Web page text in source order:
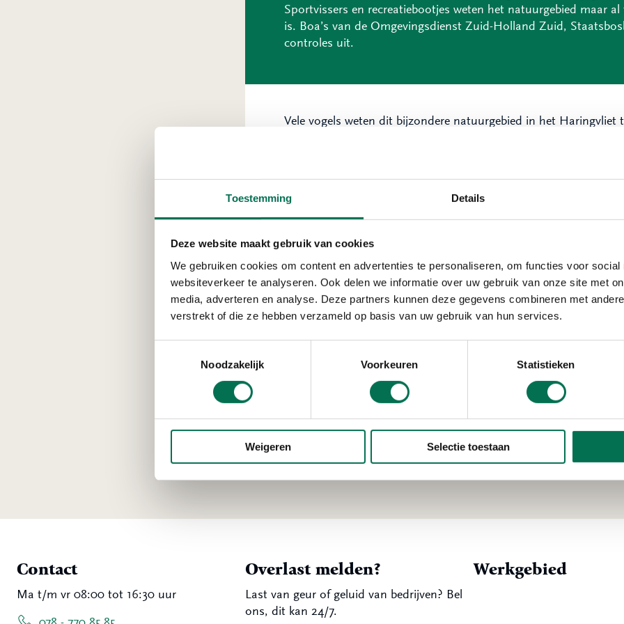
Toestemming Details
Deze website maakt gebruik van cookies
We gebruiken cookies om content en advertenties te personaliseren, om functies voor social
websiteverkeer te analyseren. Ook delen we informatie over uw gebruik van onze site met
media, adverteren en analyse. Deze partners kunnen deze gegevens combineren met
verstrekt of die ze hebben verzameld op basis van uw gebruik van hun services.
Noodzakelijk
Voorkeuren Statistieken
Weigeren Selectie toestaan
Sportvissers en recreatiebootjes weten het natuurgebied maar
is. Boa’s van de Omgevingsdienst Zuid-Holland Zuid,
controles uit.
Vele vogels weten dit bijzondere natuurgebied in het
brilduikers, kuif-, krak-, berg- en wilde eenden, smienten,
vetreserves aan te vullen. Zij maken nu weer hun trek naar het
Blijf uit het afgesloten gebied
In de afgelopen maanden controleerden zowel doordeweeks
Staatsbosbeheer het gebied. Bij bijna elke inspectie troffen we
op roofvissen vissen. Ze varen voorbij de grote gele drijvende
Soms zelfs diep het gebied in, en soms ook met volle snelheid.
belangrijke tijd van het jaar.
Veel plekken om te vissen
Gelukkig zijn er genoeg plaatsen waar varen en vissen wel
Staatsbosbeheer, Natuurmonumenten, Omgevingsdienst
gemaakt. Daarop staat precies waar je wel en
liggen er ook boeien in het water die dit aangeven. Zo zorgen
mooie natuur, mens en dier.
Contact
Ma t/m vr 08:00 tot 16:30 uur
Overlast melden?
Last van geur of geluid van bedrijven? Bel
ons, dit kan 24/7.
Werkgebied